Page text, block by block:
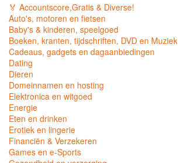
🏅 Accountscore,Gratis & Diverse!
Auto's, motoren en fietsen
Baby's & kinderen, speelgoed
Boeken, kranten, tijdschriften, DVD en Muziek
Cadeaus, gadgets en dagaanbiedingen
Dating
Dieren
Domeinnamen en hosting
Elektronica en witgoed
Energie
Eten en drinken
Erotiek en lingerie
Financiën & Verzekeren
Games en e-Sports